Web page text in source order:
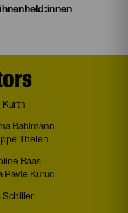
Kurth
Bahlmann
Thelen
Baas
Pavle Kuruc
Schiller